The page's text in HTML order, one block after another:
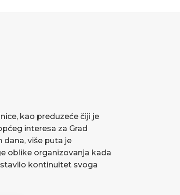
kao preduzeće čiji je
interesa za Grad
dana, više puta je
oblike organizovanja kada
kontinuitet svoga